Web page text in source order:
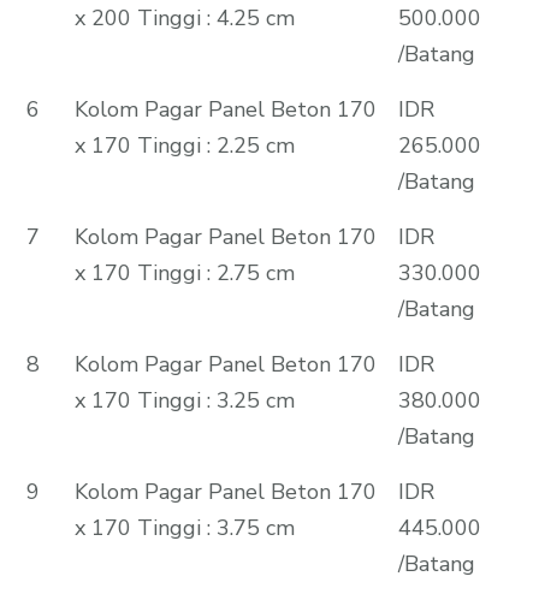
x 200 Tinggi : 4.25 cm
500.000
/Batang
6
Kolom Pagar Panel Beton 170
x 170 Tinggi : 2.25 cm
IDR
265.000
/Batang
7
Kolom Pagar Panel Beton 170
x 170 Tinggi : 2.75 cm
IDR
330.000
/Batang
8
Kolom Pagar Panel Beton 170
x 170 Tinggi : 3.25 cm
IDR
380.000
/Batang
9
Kolom Pagar Panel Beton 170
x 170 Tinggi : 3.75 cm
IDR
445.000
/Batang